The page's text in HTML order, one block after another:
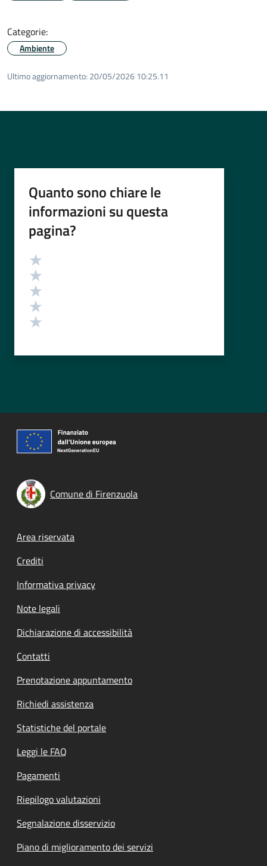
Categorie:
Ambiente
Ultimo aggiornamento: 20/05/2026 10:25.11
Quanto sono chiare le
informazioni su questa
pagina?
Valutazione
Comune di Firenzuola
Footer menu
Area riservata
Crediti
Informativa privacy
Note legali
Dichiarazione di accessibilità
Contatti
Prenotazione appuntamento
Richiedi assistenza
Statistiche del portale
Leggi le FAQ
Pagamenti
Riepilogo valutazioni
Segnalazione disservizio
Piano di miglioramento dei servizi